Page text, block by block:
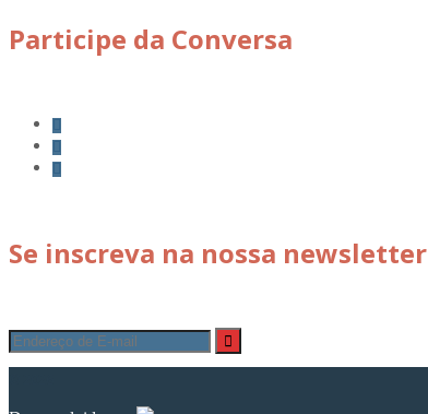
Participe da Conversa
Se inscreva na nossa newsletter